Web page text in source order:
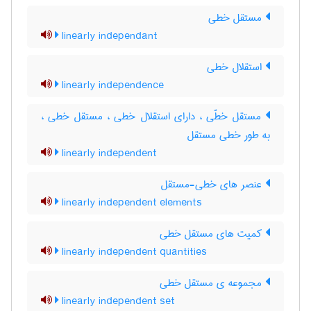
مستقل خطی
linearly independant
استقلال خطی
linearly independence
مستقل خطّی ، دارای استقلال خطی ، مستقل خطی ،
به طور خطی مستقل
linearly independent
عنصر های خطی-مستقل
linearly independent elements
کمیت های مستقل خطی
linearly independent quantities
مجموعه ی مستقل خطی
linearly independent set